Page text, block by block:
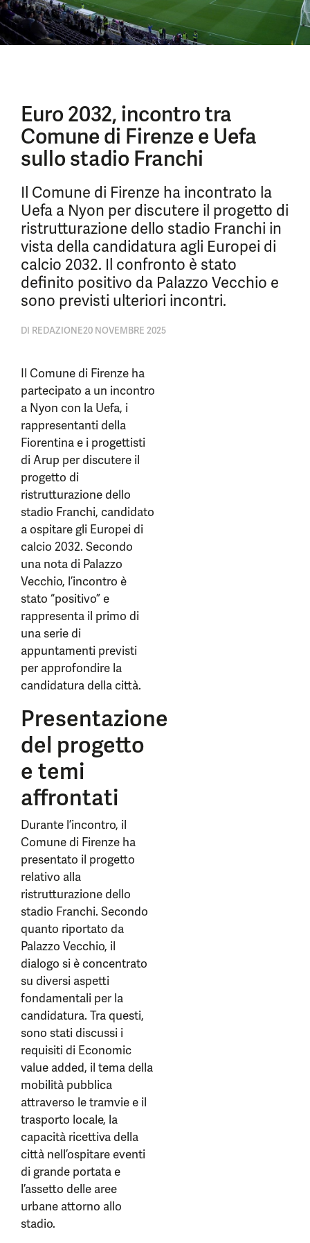
Euro 2032, incontro tra
Comune di Firenze e Uefa
sullo stadio Franchi
Il Comune di Firenze ha incontrato la
Uefa a Nyon per discutere il progetto di
ristrutturazione dello stadio Franchi in
vista della candidatura agli Europei di
calcio 2032. Il confronto è stato
definito positivo da Palazzo Vecchio e
sono previsti ulteriori incontri.
DI REDAZIONE20 NOVEMBRE 2025
Il Comune di Firenze ha
partecipato a un incontro
a Nyon con la Uefa, i
rappresentanti della
Fiorentina e i progettisti
di Arup per discutere il
progetto di
ristrutturazione dello
stadio Franchi, candidato
a ospitare gli Europei di
calcio 2032. Secondo
una nota di Palazzo
Vecchio, l’incontro è
stato “positivo” e
rappresenta il primo di
una serie di
appuntamenti previsti
per approfondire la
candidatura della città.
Presentazione
del progetto
e temi
affrontati
Durante l’incontro, il
Comune di Firenze ha
presentato il progetto
relativo alla
ristrutturazione dello
stadio Franchi. Secondo
quanto riportato da
Palazzo Vecchio, il
dialogo si è concentrato
su diversi aspetti
fondamentali per la
candidatura. Tra questi,
sono stati discussi i
requisiti di Economic
value added, il tema della
mobilità pubblica
attraverso le tramvie e il
trasporto locale, la
capacità ricettiva della
città nell’ospitare eventi
di grande portata e
l’assetto delle aree
urbane attorno allo
stadio.